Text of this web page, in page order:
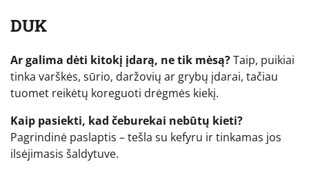
DUK
Ar galima dėti kitokį įdarą, ne tik mėsą?Taip, puikiai
tinka varškės, sūrio, daržovių ar grybų įdarai, tačiau
tuomet reikėtų koreguoti drėgmės kiekį.
Kaip pasiekti, kad čeburekai nebūtų kieti?
Pagrindinė paslaptis – tešla su kefyru ir tinkamas jos
ilsėjimasis šaldytuve.